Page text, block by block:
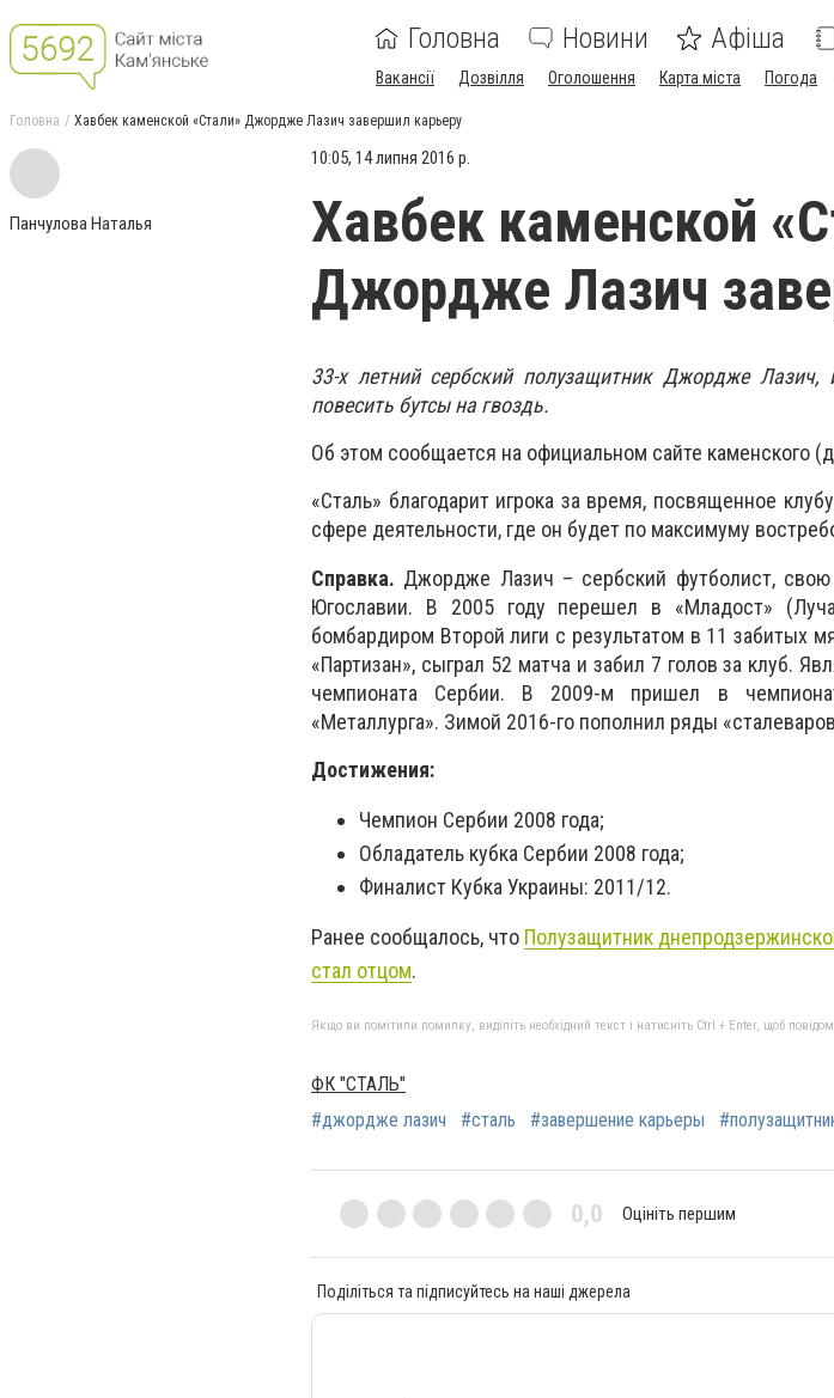
Головна Новини Афіша
Вакансії Дозвілля Оголошення Карта міста Погода
Головна Хавбек каменской «Стали» Джордже Лазич завершил карьеру
Панчулова Наталья
10:05, 14 липня 2016 р.
Хавбек каменской
Джордже Лазич
33-х летний сербский полузащитник Джордже
повесить бутсы на гвоздь.
Об этом сообщается на официальном сайте каменского
«Сталь» благодарит игрока за время, посвященное
сфере деятельности, где он будет по максимуму
Справка. Джордже Лазич – сербский футболист,
Югославии. В 2005 году перешел в «Младост»
бомбардиром Второй лиги с результатом в 11 забитых
«Партизан», сыграл 52 матча и забил 7 голов за клуб.
чемпионата Сербии. В 2009-м пришел в
«Металлурга». Зимой 2016-го пополнил ряды
Достижения:
Чемпион Сербии 2008 года;
Обладатель кубка Сербии 2008 года;
Финалист Кубка Украины: 2011/12.
Ранее сообщалось, что Полузащитник
стал отцом.
Якщо ви помітили помилку, виділіть необхідний текст і натисніть Ctrl + Enter, щоб
ФК "СТАЛЬ"
#джордже лазич
#сталь #завершение карьеры
0,0 Оцініть першим
Поділіться та підписуйтесь на наші джерела